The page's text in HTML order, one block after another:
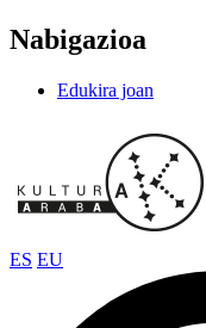
Nabigazioa
Edukira joan
ES EU